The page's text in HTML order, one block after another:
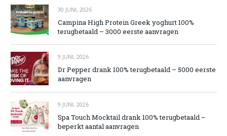
30 JUNI, 2026
Campina High Protein Greek yoghurt 100%
terugbetaald – 3000 eerste aanvragen
9 JUNI, 2026
Dr Pepper drank 100% terugbetaald – 5000 eerste
aanvragen
9 JUNI, 2026
Spa Touch Mocktail drank 100% terugbetaald –
beperkt aantal aanvragen